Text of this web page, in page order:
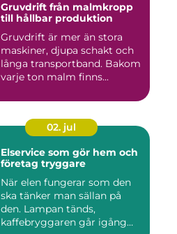
Gruvdrift från malmkropp
till hållbar produktion
Gruvdrift är mer än stora
maskiner, djupa schakt och
långa transportband. Bakom
varje ton malm finns...
02. jul
Elservice som gör hem och
företag tryggare
När elen fungerar som den
ska tänker man sällan på
den. Lampan tänds,
kaffebryggaren går igång